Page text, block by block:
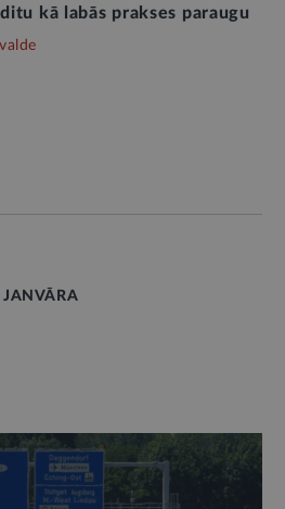
kā labās prakses paraugu
JANVĀRA